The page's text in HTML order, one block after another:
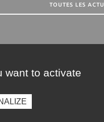
TOUTES LES
want to activate